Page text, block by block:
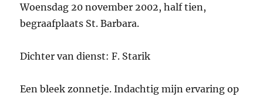
Woensdag 20 november 2002, half tien,
begraafplaats St. Barbara.
Dichter van dienst: F. Starik
Een bleek zonnetje. Indachtig mijn ervaring op